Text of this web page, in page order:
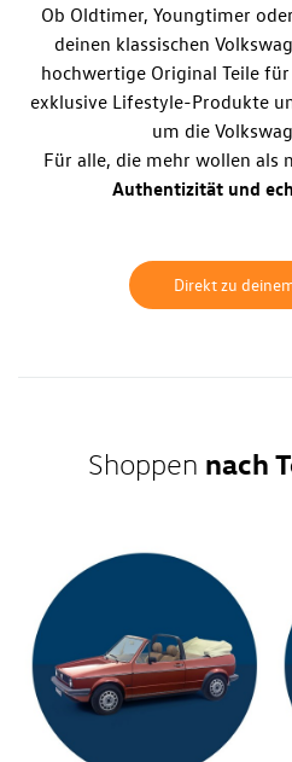
Ob Oldtimer, Youngtimer
deinen klassischen
hochwertige Original Teile
exklusive Lifestyle-Produkte
um die
Für alle, die mehr wollen als
Authentizität und
Direkt zu
Shoppen nach